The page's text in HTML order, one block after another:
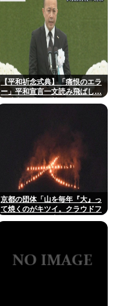
【平和祈念式典】「痛恨のエラ
ー」平和宣言一文読み飛ばし…
京都の団体「山を毎年『大』っ
て焼くのがキツイ。クラウドフ